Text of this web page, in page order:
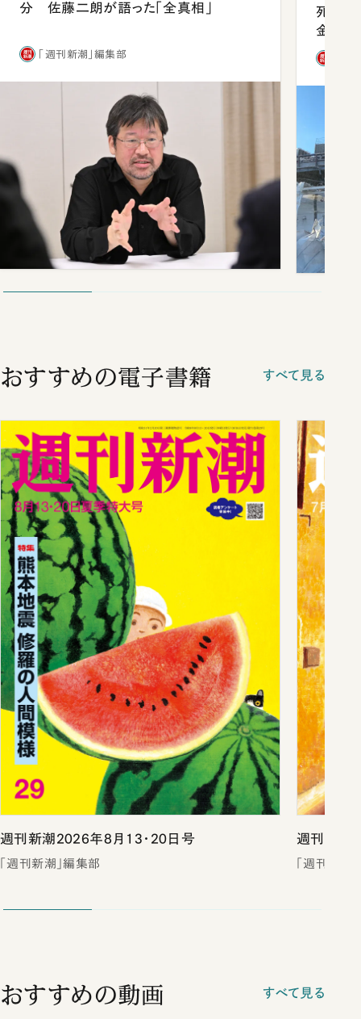
分 佐藤二朗が語った「全真相」
「週刊新潮」編集部
死を分
金」
おすすめの電子書籍 すべて見る
週刊新潮2026年8月13・20日号
「週刊新潮」編集部
週刊新潮
「週刊新潮
おすすめの動画 すべて見る